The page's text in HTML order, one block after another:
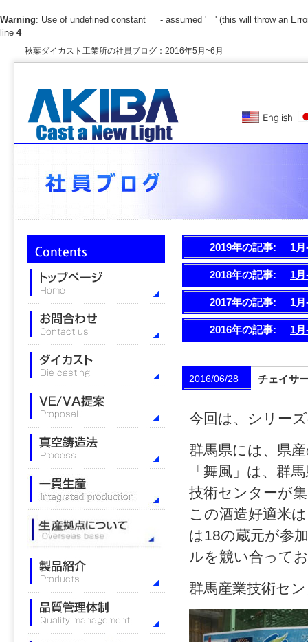
Warning: Use of undefined constant - assumed ' ' (this will throw an
line 4
秋葉ダイカスト工業所の社員ブログ：2016年5月~6月
2019年の記事: 1
2018年の記事: 1
2017年の記事: 1
2016年の記事: 1
2016/06/28 チェイサ
今回は、シリー
群馬県には、県
「舞風」は、群
技術センターが
この酒造好適米
は18の蔵元が参
ルを競い合って
群馬産業技術セ